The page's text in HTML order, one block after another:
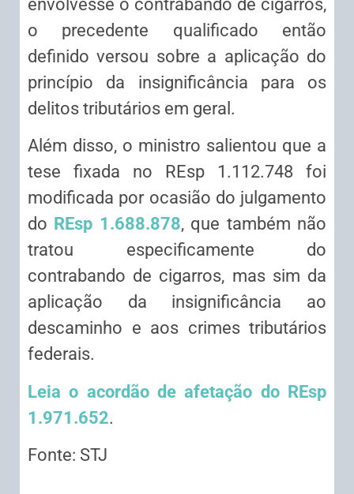
envolvesse o contrabando de cigarros,
o precedente qualificado então
definido versou sobre a aplicação do
princípio da insignificância para os
delitos tributários em geral.
Além disso, o ministro salientou que a
tese fixada no
REsp 1.112.748 foi
modificada por ocasião do julgamento
do REsp 1.688.878, que também não
tratou especificamente do
contrabando de cigarros, mas sim da
aplicação da insignificância ao
descaminho e aos crimes tributários
federais.
Leia o acordão de afetação do REsp
1.971.652.
Fonte: STJ